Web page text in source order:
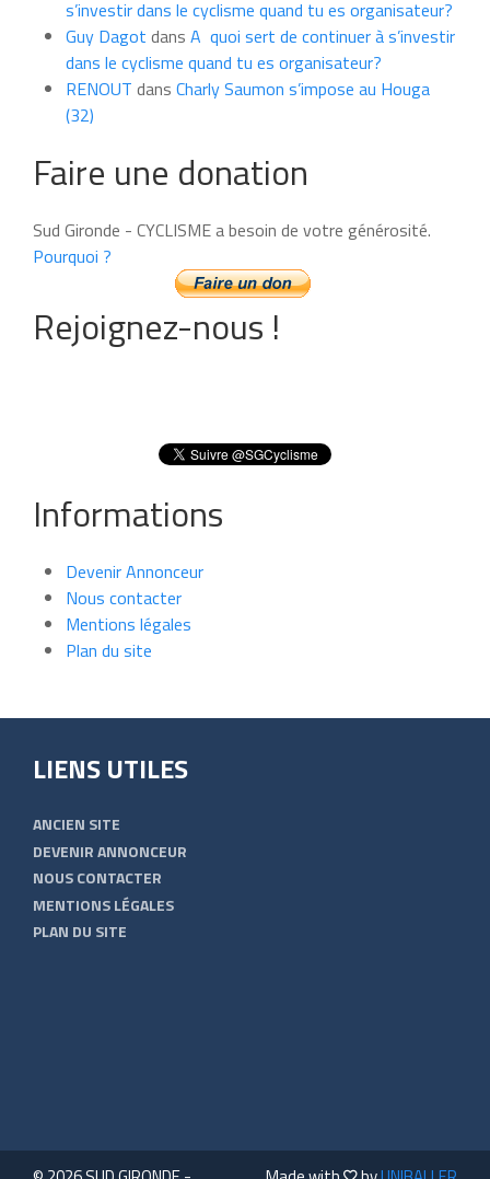
s’investir dans le cyclisme quand tu es organisateur?
Guy Dagot dans A quoi sert de continuer à s’investir
dans le cyclisme quand tu es organisateur?
RENOUT dans Charly Saumon s’impose au Houga
(32)
Faire une donation
Sud Gironde - CYCLISME a besoin de votre générosité.
Pourquoi ?
Rejoignez-nous !
Informations
Devenir Annonceur
Nous contacter
Mentions légales
Plan du site
LIENS UTILES
ANCIEN SITE
DEVENIR ANNONCEUR
NOUS CONTACTER
MENTIONS LÉGALES
PLAN DU SITE